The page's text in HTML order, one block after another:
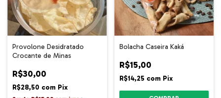
Provolone Desidratado
Crocante de Minas
R$30,00
R$28,50 com Pix
Bolacha Caseira Kaká
R$15,00
R$14,25 com Pix